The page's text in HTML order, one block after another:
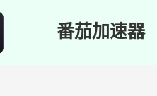
番茄加速器